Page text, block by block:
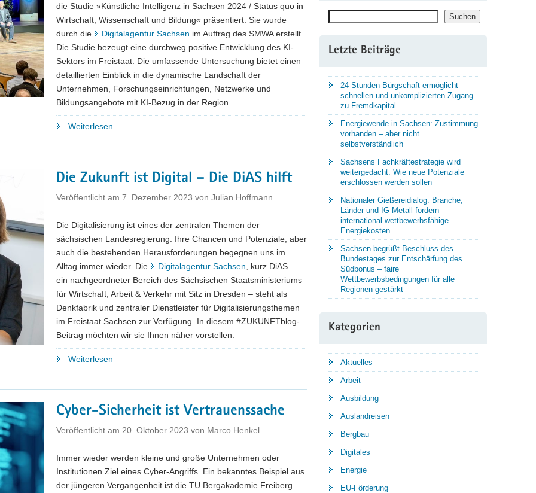
die Studie »Künstliche Intelligenz in Sachsen 2024 / Status quo in
Wirtschaft, Wissenschaft und Bildung« präsentiert. Sie wurde
durch die
Digitalagentur Sachsen im Auftrag des SMWA erstellt.
Die Studie bezeugt eine durchweg positive Entwicklung des KI-
Sektors im Freistaat. Die umfassende Untersuchung bietet einen
detaillierten Einblick in die dynamische Landschaft der
Unternehmen, Forschungseinrichtungen, Netzwerke und
Bildungsangebote mit KI-Bezug in der Region.
Weiterlesen
Studie
zum
quo
in
Wirtschaft,
Wissenschaft
und
Bildung"
Die Zukunft ist Digital – Die DiAS hilft
Veröffentlicht am 7. Dezember 2023 von Julian Hoffmann
Die Digitalisierung ist eines der zentralen Themen der
sächsischen Landesregierung. Ihre Chancen und Potenziale, aber
auch die bestehenden Herausforderungen begegnen uns im
Alltag immer wieder. Die
Digitalagentur Sachsen , kurz DiAS –
ein nachgeordneter Bereich des Sächsischen Staatsministeriums
für Wirtschaft, Arbeit & Verkehr mit Sitz in Dresden – steht als
Denkfabrik und zentraler Dienstleister für Digitalisierungsthemen
im Freistaat Sachsen zur Verfügung. In diesem #ZUKUNFTblog-
Beitrag möchten wir sie Ihnen näher vorstellen.
Weiterlesen
–
Die
hilft"
Cyber-Sicherheit ist Vertrauenssache
Veröffentlicht am 20. Oktober 2023 von Marco Henkel
Immer wieder werden kleine und große Unternehmen oder
Institutionen Ziel eines Cyber-Angriffs. Ein bekanntes Beispiel aus
der jüngeren Vergangenheit ist die TU Bergakademie Freiberg.
Suchen Suchen
Letzte Beiträge
24-Stunden-Bürgschaft ermöglicht
schnellen und unkomplizierten Zugang
zu Fremdkapital
Energiewende in Sachsen: Zustimmung
vorhanden – aber nicht
selbstverständlich
Sachsens Fachkräftestrategie wird
weitergedacht: Wie neue Potenziale
erschlossen werden sollen
Nationaler Gießereidialog: Branche,
Länder und IG Metall fordern
international wettbewerbsfähige
Energiekosten
Sachsen begrüßt Beschluss des
Bundestages zur Entschärfung des
Südbonus – faire
Wettbewerbsbedingungen für alle
Regionen gestärkt
Kategorien
Aktuelles
Arbeit
Ausbildung
Auslandreisen
Bergbau
Digitales
Energie
EU-Förderung